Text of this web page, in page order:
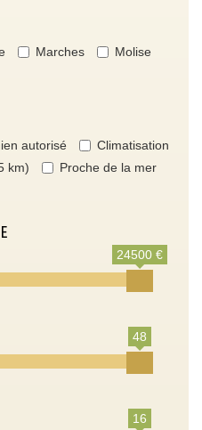
Marches
Molise
autorisé
Climatisation
km)
Proche de la mer
24500 €
48
16